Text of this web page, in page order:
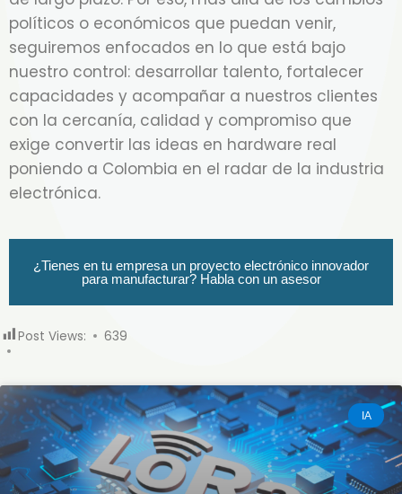
políticos o económicos que puedan venir,
seguiremos enfocados en lo que está bajo
nuestro control: desarrollar talento, fortalecer
capacidades y acompañar a nuestros clientes
con la cercanía, calidad y compromiso que
exige convertir las ideas en hardware real
poniendo a Colombia en el radar de la industria
electrónica.
¿Tienes en tu empresa un proyecto electrónico innovador
para manufacturar? Habla con un asesor
Post Views: 639
IA